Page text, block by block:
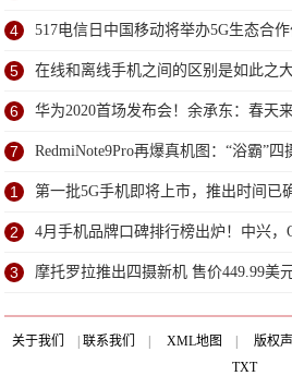
4 517电信日中国移动将举办5G生态合
信息？
5 在线和离线手机之间的区别是如此之
6 华为2020首场发布会！余承东：春天
7 RedmiNote9Pro再爆真机图：“浴霸”四
1 第一批5G手机即将上市，推出时间已
2 4月手机品牌口碑排行榜出炉！中兴，
3 摩托罗拉推出四摄新机 售价449.99美
关于我们 联系我们 XML地图 版权
TXT